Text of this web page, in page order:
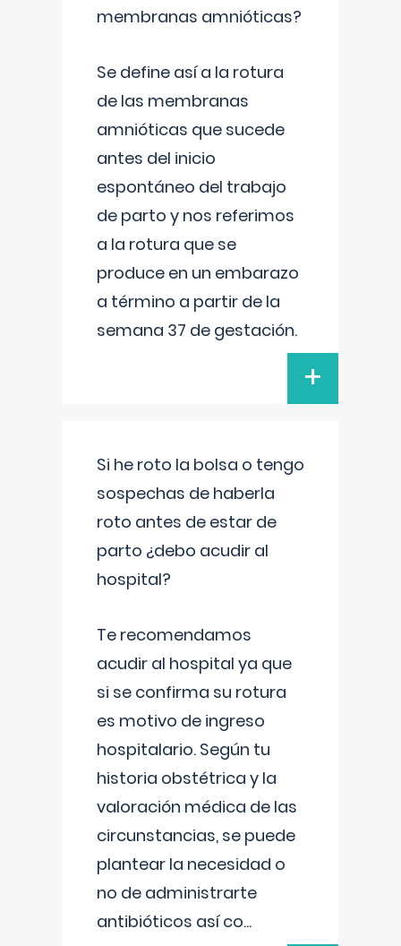
membranas amnióticas?
Se define así a la rotura
de las membranas
amnióticas que sucede
antes del inicio
espontáneo del trabajo
de parto y nos referimos
a la rotura que se
produce en un embarazo
a término a partir de la
semana 37 de gestación.
+
Si he roto la bolsa o tengo
sospechas de haberla
roto antes de estar de
parto ¿debo acudir al
hospital?
Te recomendamos
acudir al hospital ya que
si se confirma su rotura
es motivo de ingreso
hospitalario. Según tu
historia obstétrica y la
valoración médica de las
circunstancias, se puede
plantear la necesidad o
no de administrarte
antibióticos así co...